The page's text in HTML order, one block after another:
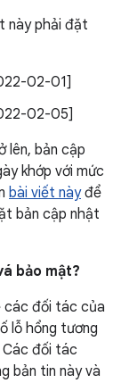
này phải đặt
02-01]
02-05]
lên, bản cập
khớp với mức
bài viết nàyđể
bản cập nhật
bảo mật?
các đối tác của
lỗ hổng tương
đối tác
bản tin này và